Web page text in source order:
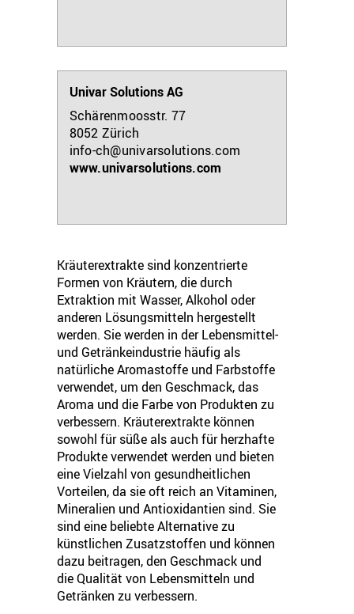
Univar Solutions AG
Schärenmoosstr. 77
8052 Zürich
info-ch@univarsolutions.com
www.univarsolutions.com
Kräuterextrakte sind konzentrierte
Formen von Kräutern, die durch
Extraktion mit Wasser, Alkohol oder
anderen Lösungsmitteln hergestellt
werden. Sie werden in der Lebensmittel-
und Getränkeindustrie häufig als
natürliche Aromastoffe und Farbstoffe
verwendet, um den Geschmack, das
Aroma und die Farbe von Produkten zu
verbessern. Kräuterextrakte können
sowohl für süße als auch für herzhafte
Produkte verwendet werden und bieten
eine Vielzahl von gesundheitlichen
Vorteilen, da sie oft reich an Vitaminen,
Mineralien und Antioxidantien sind. Sie
sind eine beliebte Alternative zu
künstlichen Zusatzstoffen und können
dazu beitragen, den Geschmack und
die Qualität von Lebensmitteln und
Getränken zu verbessern.